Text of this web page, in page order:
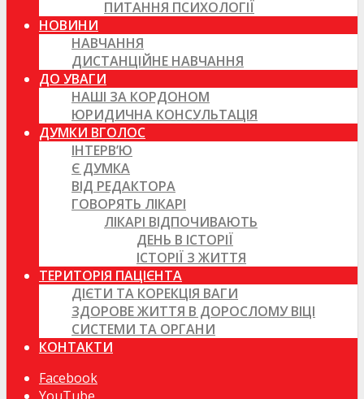
ПИТАННЯ ПСИХОЛОГІЇ
НОВИНИ
НАВЧАННЯ
ДИСТАНЦІЙНЕ НАВЧАННЯ
ДО УВАГИ
НАШІ ЗА КОРДОНОМ
ЮРИДИЧНА КОНСУЛЬТАЦІЯ
ДУМКИ ВГОЛОС
ІНТЕРВ’Ю
Є ДУМКА
ВІД РЕДАКТОРА
ГОВОРЯТЬ ЛІКАРІ
ЛІКАРІ ВІДПОЧИВАЮТЬ
ДЕНЬ В ІСТОРІЇ
ІСТОРІЇ З ЖИТТЯ
ТЕРИТОРІЯ ПАЦІЄНТА
ДІЄТИ ТА КОРЕКЦІЯ ВАГИ
ЗДОРОВЕ ЖИТТЯ В ДОРОСЛОМУ ВІЦІ
СИСТЕМИ ТА ОРГАНИ
КОНТАКТИ
Facebook